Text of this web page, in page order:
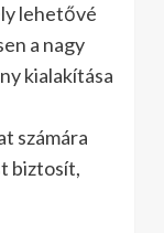
lehetővé
a nagy
kialakítása
számára
biztosít,